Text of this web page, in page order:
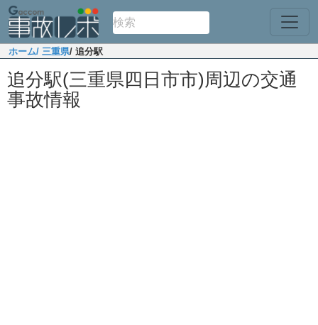
ホーム/ 三重県/ 追分駅
追分駅(三重県四日市市)周辺の交通
事故情報